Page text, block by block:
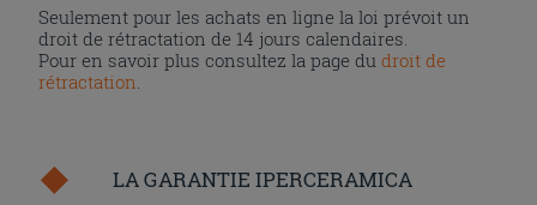
Seulement pour les achats en ligne la loi prévoit un
droit de rétractation de 14 jours calendaires.
Pour en savoir plus consultez la page dudroit de
rétractation.
LA GARANTIE IPERCERAMICA